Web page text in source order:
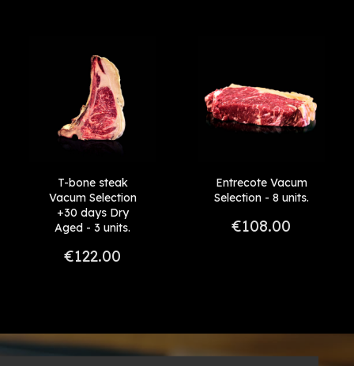
Reference, A to Z
Reference, Z to A
T-bone steak
Vacum Selection
+30 days Dry
Aged - 3 units.
€122.00
Entrecote Vacum
Selection - 8 units.
€108.00